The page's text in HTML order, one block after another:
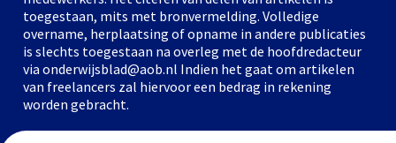
toegestaan, mits met bronvermelding. Volledige
overname, herplaatsing of opname in andere publicaties
is slechts toegestaan na overleg met de hoofdredacteur
via onderwijsblad@aob.nl Indien het gaat om artikelen
van freelancers zal hiervoor een bedrag in rekening
worden gebracht.